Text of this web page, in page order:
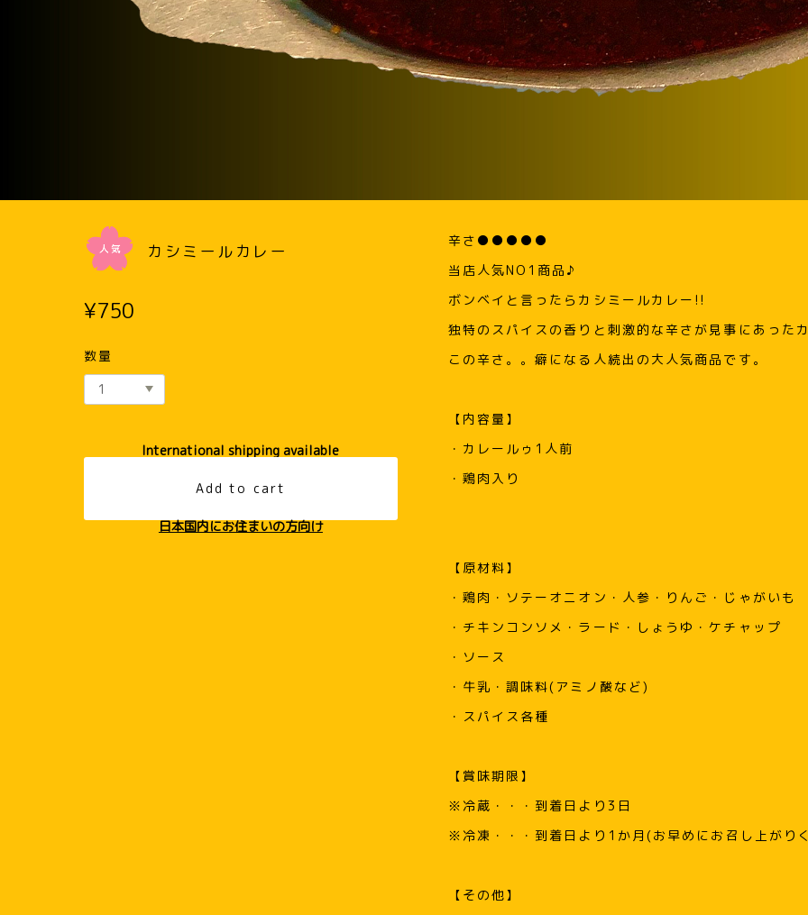
カシミールカレー
¥750
数量
International shipping available
Add to cart
日本国内にお住まいの方向け
辛さ●●●●●
当店人気NO1商品♪
ボンベイと言ったらカシミールカレー!!
独特のスパイスの香りと刺激的な辛さが見事にあった
この辛さ。。癖になる人続出の大人気商品です。
【内容量】
・カレールゥ1人前
・鶏肉入り
【原材料】
・鶏肉・ソテーオニオン・人参・りんご・じゃがいも
・チキンコンソメ・ラード・しょうゆ・ケチャップ
・ソース
・牛乳・調味料(アミノ酸など)
・スパイス各種
【賞味期限】
※冷蔵・・・到着日より3日
※冷凍・・・到着日より1か月(お早めにお召し上がり
【その他】